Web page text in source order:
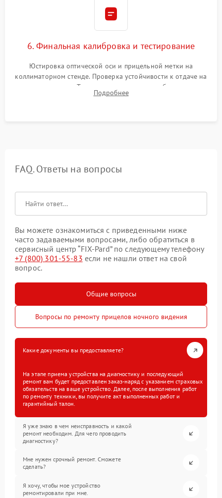
6. Финальная калибровка и тестирование
Юстировка оптической оси и прицельной метки на
коллиматорном стенде. Проверка устойчивости к отдаче на
ударном стенде. Тестирование качества изображения в
темноте, дальности обнаружения и корректной работы всех
Подробнее
FAQ. Ответы на вопросы
Вы можете ознакомиться с приведенными ниже
часто задаваемыми вопросами, либо обратиться в
сервисный центр “FIX-Pard” по следующему телефону
+7 (800) 301-55-83 если не нашли ответ на свой
вопрос.
Общие вопросы
Вопросы по ремонту прицелов ночного видения
Какие документы вы предоставляете?
На этапе приема устройства на диагностику и последующий
ремонт вам будет предоставлен заказ-наряд с указанием страховых
обязательств на ваше устройство. Далее, после выполнения работ
по ремонту техники, вы получите акт выполненных работ и
гарантийный талон.
Я уже знаю в чем неисправность и какой
ремонт необходим. Для чего проводить
диагностику?
Мне нужен срочный ремонт. Сможете
сделать?
Я хочу, чтобы мое устройство
ремонтировали при мне.